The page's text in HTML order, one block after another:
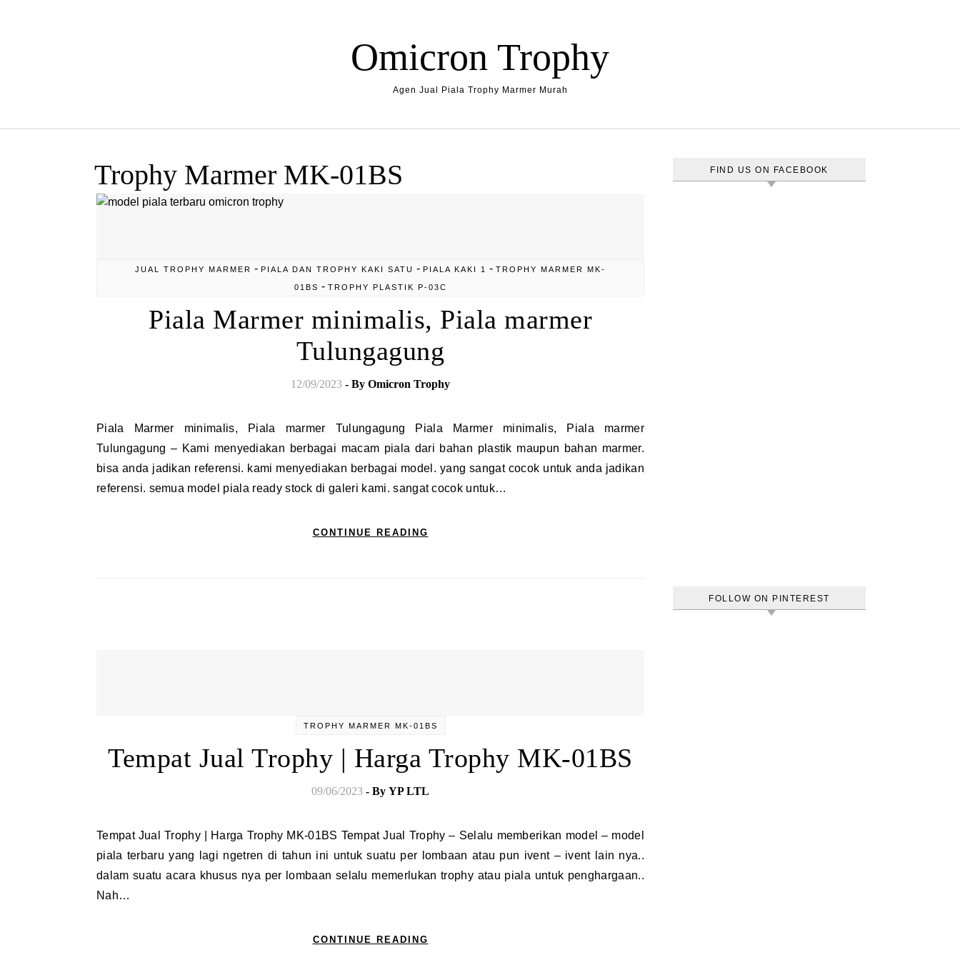
Omicron Trophy
Agen Jual Piala Trophy Marmer Murah
Trophy Marmer MK-01BS
JUAL TROPHY MARMER - PIALA DAN TROPHY KAKI SATU - PIALA KAKI 1 - TROPHY MARMER MK-
01BS - TROPHY PLASTIK P-03C
Piala Marmer minimalis, Piala marmer
Tulungagung
12/09/2023 - By Omicron Trophy
Piala Marmer minimalis, Piala marmer Tulungagung Piala Marmer minimalis, Piala marmer
Tulungagung – Kami menyediakan berbagai macam piala dari bahan plastik maupun bahan marmer.
bisa anda jadikan referensi. kami menyediakan berbagai model. yang sangat cocok untuk anda jadikan
referensi. semua model piala ready stock di galeri kami. sangat cocok untuk…
CONTINUE READING
TROPHY MARMER MK-01BS
Tempat Jual Trophy | Harga Trophy MK-01BS
09/06/2023 - By YP LTL
Tempat Jual Trophy | Harga Trophy MK-01BS Tempat Jual Trophy – Selalu memberikan model – model
piala terbaru yang lagi ngetren di tahun ini untuk suatu per lombaan atau pun ivent – ivent lain nya..
dalam suatu acara khusus nya per lombaan selalu memerlukan trophy atau piala untuk penghargaan..
Nah…
CONTINUE READING
FIND US ON FACEBOOK
FOLLOW ON PINTEREST